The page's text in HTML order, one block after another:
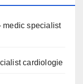
medic specialist
cardiologie